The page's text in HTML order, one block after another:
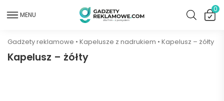
MENU
0
Gadżety reklamowe • Kapelusze z nadrukiem • Kapelusz – żółty
Kapelusz – żółty